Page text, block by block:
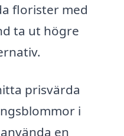
florister med
ta ut högre
prisvärda
i
en